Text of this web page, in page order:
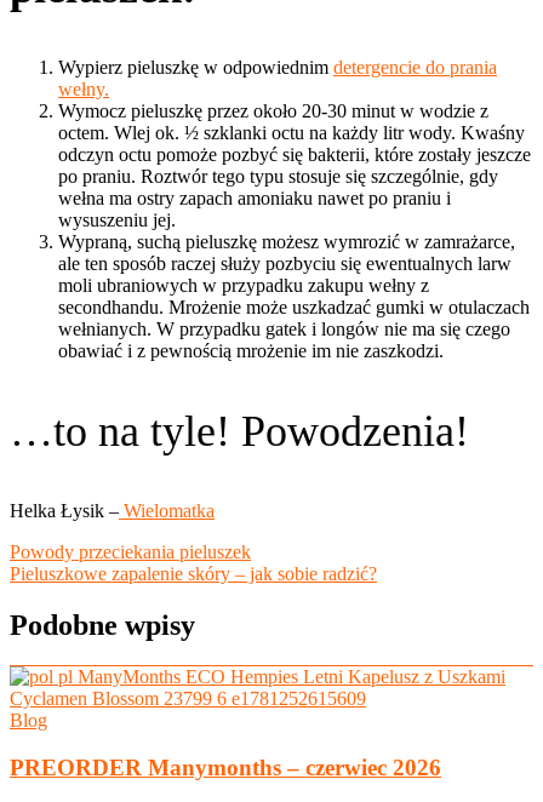
Wypierz pieluszkę w odpowiednim detergencie do prania
wełny.
Wymocz pieluszkę przez około 20-30 minut w wodzie z
octem. Wlej ok. ½ szklanki octu na każdy litr wody. Kwaśny
odczyn octu pomoże pozbyć się bakterii, które zostały jeszcze
po praniu. Roztwór tego typu stosuje się szczególnie, gdy
wełna ma ostry zapach amoniaku nawet po praniu i
wysuszeniu jej.
Wypraną, suchą pieluszkę możesz wymrozić w zamrażarce,
ale ten sposób raczej służy pozbyciu się ewentualnych larw
moli ubraniowych w przypadku zakupu wełny z
secondhandu. Mrożenie może uszkadzać gumki w otulaczach
wełnianych. W przypadku gatek i longów nie ma się czego
obawiać i z pewnością mrożenie im nie zaszkodzi.
…to na tyle! Powodzenia!
Helka Łysik – Wielomatka
Nawigacja
wpisu
Powody przeciekania pieluszek
Pieluszkowe zapalenie skóry – jak sobie radzić?
Podobne wpisy
Blog
PREORDER Manymonths – czerwiec 2026